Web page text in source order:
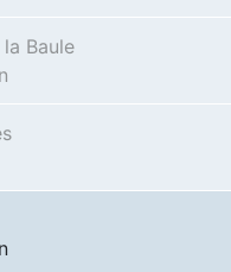
Baule